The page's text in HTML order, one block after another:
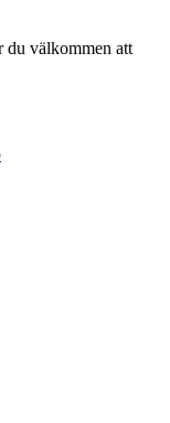
du välkommen att